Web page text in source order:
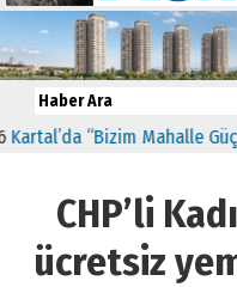
“Bizim Mahalle Güçlü
CHP’li
ücretsiz